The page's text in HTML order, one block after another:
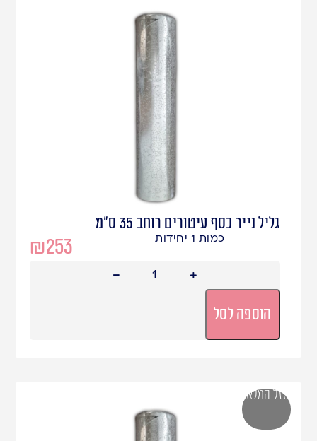
גליל נייר כסף עיטורים רוחב 35 ס"מ
₪253 כמות 1 יחידות
הוספה לסל
אזל המלאי